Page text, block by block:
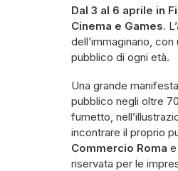
Dal 3 al 6 aprile in
Cinema e Games.
dell’immaginario,
pubblico di ogni età.
Una grande
pubblico negli oltre
fumetto,
incontrare il proprio
Commercio Roma e
riservata per le